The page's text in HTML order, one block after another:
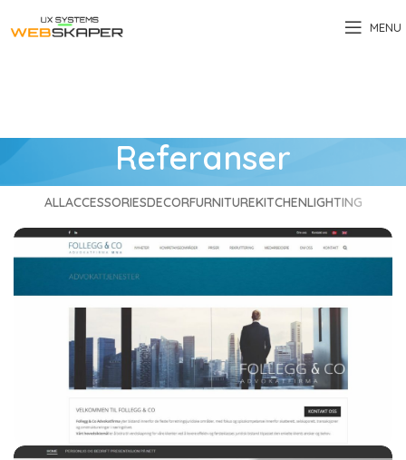
MENU
Referanser
ALLACCESSORIESDECORFURNITUREKITCHENLIGHTING